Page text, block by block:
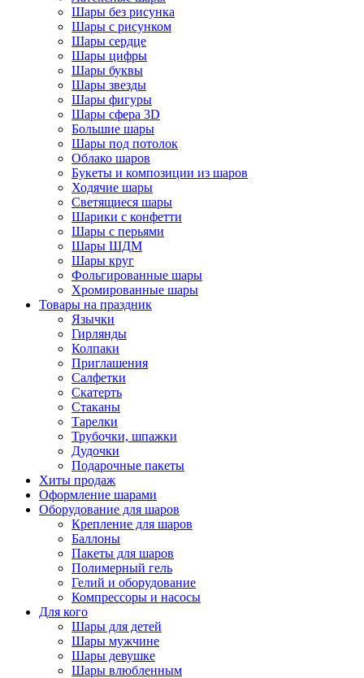
Шары без рисунка
Шары с рисунком
Шары сердце
Шары цифры
Шары буквы
Шары звезды
Шары фигуры
Шары сфера 3D
Большие шары
Шары под потолок
Облако шаров
Букеты и композиции из шаров
Ходячие шары
Светящиеся шары
Шарики с конфетти
Шары с перьями
Шары ШДМ
Шары круг
Фольгированные шары
Хромированные шары
Товары на праздник
Язычки
Гирлянды
Колпаки
Приглашения
Салфетки
Скатерть
Стаканы
Тарелки
Трубочки, шпажки
Дудочки
Подарочные пакеты
Хиты продаж
Оформление шарами
Оборудование для шаров
Крепление для шаров
Баллоны
Пакеты для шаров
Полимерный гель
Гелий и оборудование
Компрессоры и насосы
Для кого
Шары для детей
Шары мужчине
Шары девушке
Шары влюбленным